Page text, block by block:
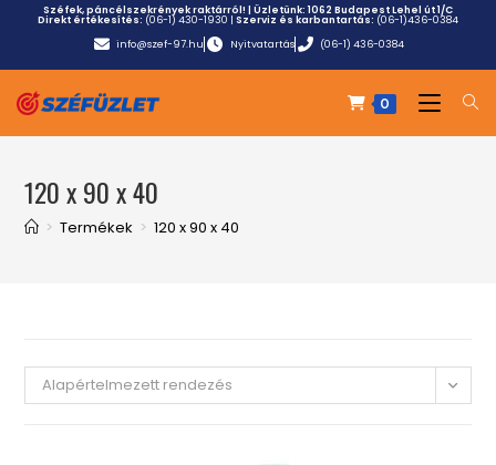
Széfek, páncélszekrények raktárról! | Üzletünk:1062 Budapest Lehel út 1/C
Direkt értékesítés: (06-1) 430-1930 | Szerviz és karbantartás: (06-1)436-0384
info@szef-97.hu
Nyitvatartás (06-1) 436-0384
0
120 x 90 x 40
> Termékek > 120 x 90 x 40
Alapértelmezett rendezés